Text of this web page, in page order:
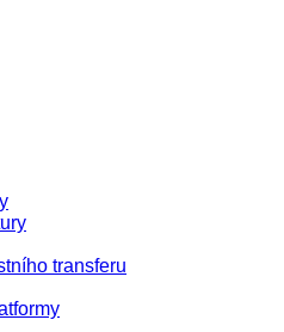
transferu